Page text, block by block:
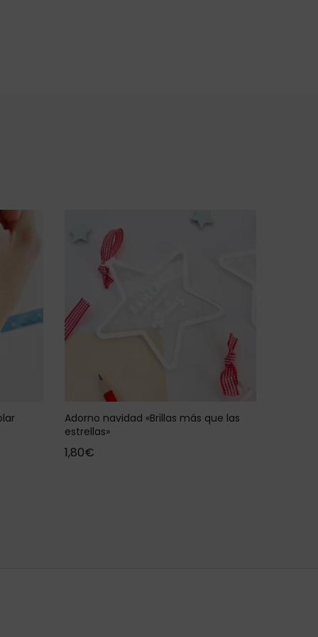
Adorno navidad «Brillas más que las
estrellas»
1,80€